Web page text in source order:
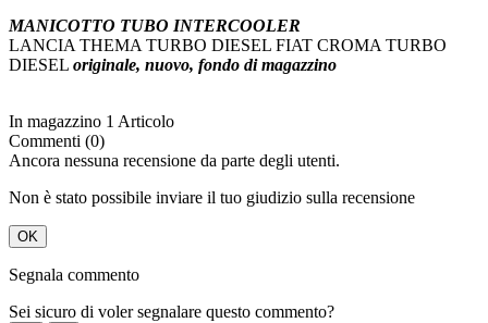
MANICOTTO TUBO INTERCOOLER
LANCIA THEMA TURBO DIESEL FIAT CROMA TURBO
DIESEL originale, nuovo, fondo di magazzino
In magazzino 1 Articolo
Commenti (0)
Ancora nessuna recensione da parte degli utenti.
Non è stato possibile inviare il tuo giudizio sulla recensione
OK
Segnala commento
Sei sicuro di voler segnalare questo commento?